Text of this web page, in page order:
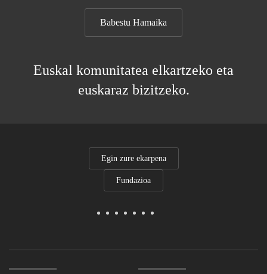
Babestu Hamaika
Euskal komunitatea elkartzeko eta
euskaraz bizitzeko.
Egin zure ekarpena
Fundazioa